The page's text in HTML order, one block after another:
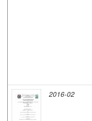
2016-02